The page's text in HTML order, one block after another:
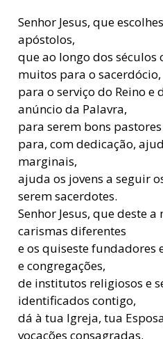
Senhor Jesus, que
apóstolos,
que ao longo dos
muitos para o sacerdócio,
para o serviço do Reino e
anúncio da Palavra,
para serem bons
para, com dedicação,
marginais,
ajuda os jovens a seguir
serem sacerdotes.
Senhor Jesus, que deste
carismas diferentes
e os quiseste fundadores
e congregações,
de institutos religiosos e
identificados contigo,
dá à tua Igreja, tua
vocações consagradas.